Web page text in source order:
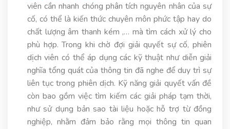
viên cần nhanh chóng phân tích nguyên nhân của sự
cố, có thể là kiến thức chuyên môn phức tập hay do
chất lượng âm thanh kém ,… mà tìm cách xử lý cho
phù hợp. Trong khi chờ đợi giải quyết sự cố, phiên
dịch viên có thể áp dụng các kỹ thuật như diễn giải
nghĩa tổng quát của thông tin đã nghe để duy trì sự
liên tục trong phiên dịch. Kỹ năng giải quyết vấn đề
còn bao gồm việc tìm kiếm các giải pháp tạm thời,
như sử dụng bản sao tài liệu hoặc hỗ trợ từ đồng
nghiệp, nhằm đảm bảo rằng mọi thông tin quan